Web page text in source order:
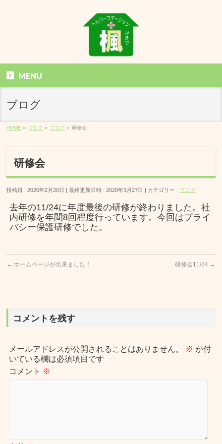
MENU
ブログ
HOME » ブログ » ブログ » 研修会
研修会
投稿日 : 2020年2月20日 最終更新日時 : 2020年3月27日 カテゴリー : ブログ
去年の11/24に年度最後の研修が終わりました。社
内研修を年間8回程度行っています。今回はプライ
バシー保護研修でした。
← ホームページが出来ました！ 研修会11/24 →
コメントを残す
メールアドレスが公開されることはありません。 ※ が付
いている欄は必須項目です
コメント ※